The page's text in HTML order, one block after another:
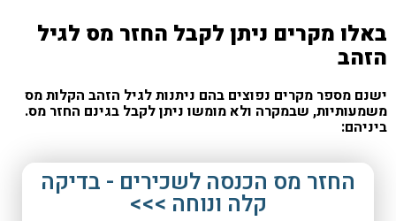
מקרים ניתן לקבל החזר מס לגיל
מספר מקרים נפוצים בהם ניתנות לגיל הזהב הקלות מס
שבמקרה ולא מומשו ניתן לקבל בגינם החזר מס.
החזר מס הכנסה לשכירים - בדיקה
קלה ונוחה >>>